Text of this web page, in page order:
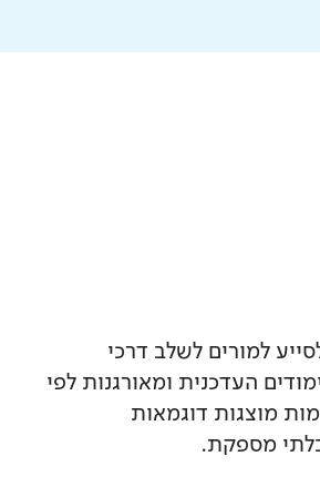
למורים לשלב דרכי
העדכנית ומאורגנות לפי
מוצגות דוגמאות
מספקת.